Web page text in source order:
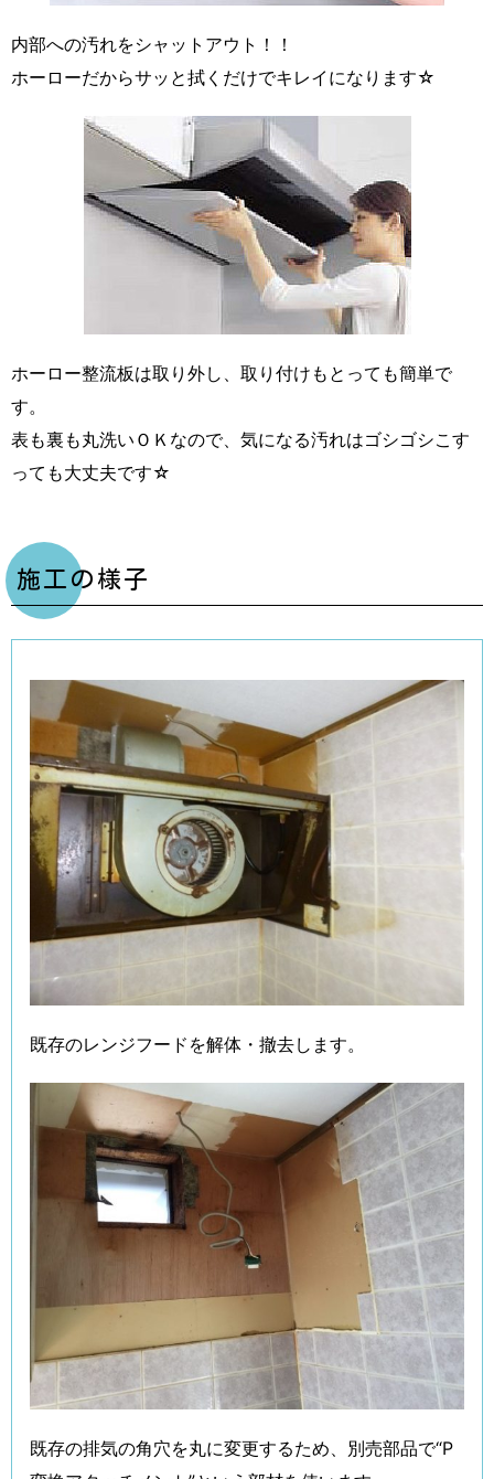
内部への汚れをシャットアウト！！
ホーローだからサッと拭くだけでキレイになります☆
ホーロー整流板は取り外し、取り付けもとっても簡単で
す。
表も裏も丸洗いＯＫなので、気になる汚れはゴシゴシこす
っても大丈夫です☆
施工の様子
既存のレンジフードを解体・撤去します。
既存の排気の角穴を丸に変更するため、別売部品で“P